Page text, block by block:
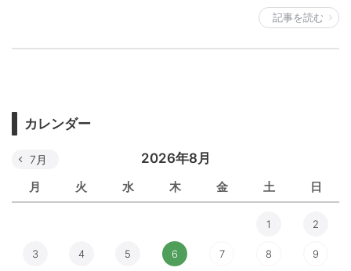
記事を読む
カレンダー
2026年8月
月 火 水 木 金 土 日
7月
1 2
3 4 5 6 7 8 9